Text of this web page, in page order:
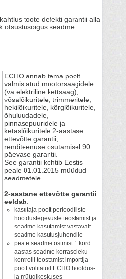
toote defekti garantii alla
otsustusõigus seadme
ECHO annab tema poolt
valmistatud mootorsaagidele
(va elektriline kettsaag),
võsalõikuritele, trimmeritele,
hekilõikuritele, kõrglõikuritele,
õhuluudadele,
pinnasepuuridele ja
ketaslõikuritele 2-aastase
ettevõtte garantii,
renditeenuse osutamisel 90
päevase garantii.
See garantii kehtib Eestis
peale 01.01.2015 müüdud
seadmetele.
2-aastane ettevõtte garantii
eeldab:
kasutaja poolt perioodiliste
hooldustegevuste teostamist ja
seadme kasutamist vastavalt
seadme kasutusjuhendile
peale seadme ostmist 1 kord
aastas seadme korrasoleku
kontrolli teostamist importija
poolt volitatud ECHO hooldus-
ja müügikeskuses